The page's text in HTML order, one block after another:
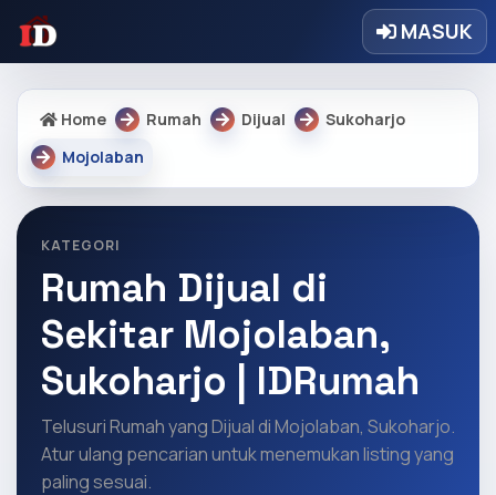
MASUK
Home Rumah Dijual
Sukoharjo
Mojolaban
KATEGORI
Rumah Dijual di
Sekitar Mojolaban,
Sukoharjo | IDRumah
Telusuri Rumah yang Dijual di Mojolaban, Sukoharjo.
Atur ulang pencarian untuk menemukan listing yang
paling sesuai.